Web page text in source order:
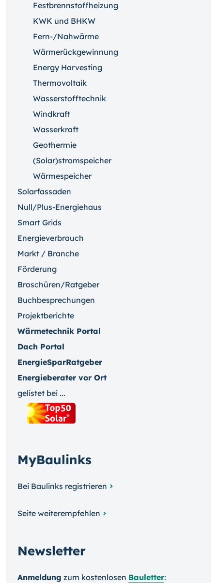
Festbrennstoffheizung
KWK und BHKW
Fern-/Nahwärme
Wärmerückgewinnung
Energy Harvesting
Thermovoltaik
Wasserstofftechnik
Windkraft
Wasserkraft
Geothermie
(Solar)stromspeicher
Wärmespeicher
Solarfassaden
Null/Plus-Energiehaus
Smart Grids
Energieverbrauch
Markt / Branche
Förderung
Broschüren/Ratgeber
Buchbesprechungen
Projektberichte
Wärmetechnik Portal
Dach Portal
EnergieSparRatgeber
Energieberater vor Ort
gelistet bei ...
MyBaulinks
Bei Baulinks registrieren
Seite weiterempfehlen
Newsletter
Anmeldung zum kosten­losen Bauletter: